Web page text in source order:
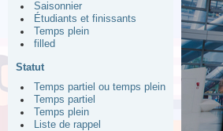
Saisonnier
Étudiants et finissants
Temps plein
filled
Statut
Temps partiel ou temps plein
Temps partiel
Temps plein
Liste de rappel